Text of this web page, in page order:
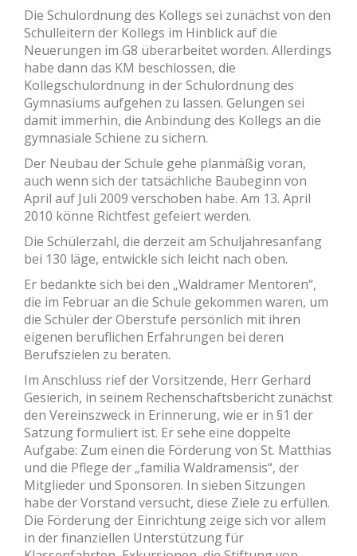
Die Schulordnung des Kollegs sei zunächst von den
Schulleitern der Kollegs im Hinblick auf die
Neuerungen im G8 überarbeitet worden. Allerdings
habe dann das KM beschlossen, die
Kollegschulordnung in der Schulordnung des
Gymnasiums aufgehen zu lassen. Gelungen sei
damit immerhin, die Anbindung des Kollegs an die
gymnasiale Schiene zu sichern.
Der Neubau der Schule gehe planmäßig voran,
auch wenn sich der tatsächliche Baubeginn von
April auf Juli 2009 verschoben habe. Am 13. April
2010 könne Richtfest gefeiert werden.
Die Schülerzahl, die derzeit am Schuljahresanfang
bei 130 läge, entwickle sich leicht nach oben.
Er bedankte sich bei den „Waldramer Mentoren“,
die im Februar an die Schule gekommen waren, um
die Schüler der Oberstufe persönlich mit ihren
eigenen beruflichen Erfahrungen bei deren
Berufszielen zu beraten.
Im Anschluss rief der Vorsitzende, Herr Gerhard
Gesierich, in seinem Rechenschaftsbericht zunächst
den Vereinszweck in Erinnerung, wie er in §1 der
Satzung formuliert ist. Er sehe eine doppelte
Aufgabe: Zum einen die Förderung von St. Matthias
und die Pflege der „familia Waldramensis“, der
Mitglieder und Sponsoren. In sieben Sitzungen
habe der Vorstand versucht, diese Ziele zu erfüllen.
Die Förderung der Einrichtung zeige sich vor allem
in der finanziellen Unterstützung für